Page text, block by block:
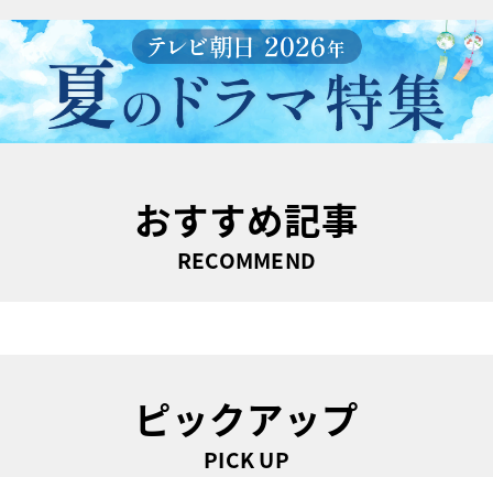
おすすめ記事
RECOMMEND
ピックアップ
PICK UP